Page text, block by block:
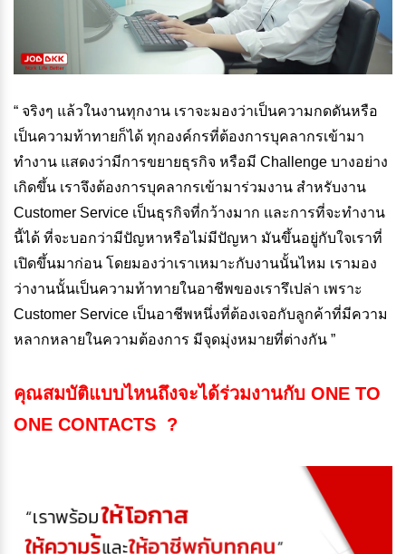
“ จริงๆ แล้วในงานทุกงาน เราจะมองว่าเป็นความกดดันหรือ
เป็นความท้าทายก็ได้ ทุกองค์กรที่ต้องการบุคลากรเข้ามา
ทำงาน แสดงว่ามีการขยายธุรกิจ หรือมี Challenge บางอย่าง
เกิดขึ้น เราจึงต้องการบุคลากรเข้ามาร่วมงาน สำหรับงาน
Customer Service เป็นธุรกิจที่กว้างมาก และการที่จะทำงาน
นี้ได้ ที่จะบอกว่ามีปัญหาหรือไม่มีปัญหา มันขึ้นอยู่กับใจเราที่
เปิดขึ้นมาก่อน โดยมองว่าเราเหมาะกับงานนั้นไหม เรามอง
ว่างานนั้นเป็นความท้าทายในอาชีพของเรารึเปล่า เพราะ
Customer Service เป็นอาชีพหนึ่งที่ต้องเจอกับลูกค้าที่มีความ
หลากหลายในความต้องการ มีจุดมุ่งหมายที่ต่างกัน ”
คุณสมบัติแบบไหนถึงจะได้ร่วมงานกับ ONE TO
ONE CONTACTS ?